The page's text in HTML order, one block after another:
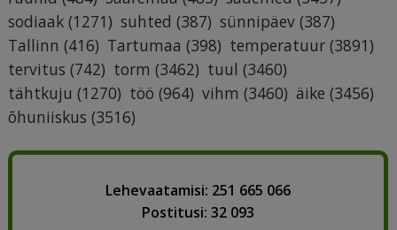
sodiaak (1271) suhted (387) sünnipäev (387)
Tallinn (416) Tartumaa (398) temperatuur (3891)
tervitus (742) torm (3462) tuul (3460)
tähtkuju (1270) töö (964) vihm (3460) äike (3456)
õhuniiskus (3516)
Lehevaatamisi: 251 665 066
Postitusi: 32 093